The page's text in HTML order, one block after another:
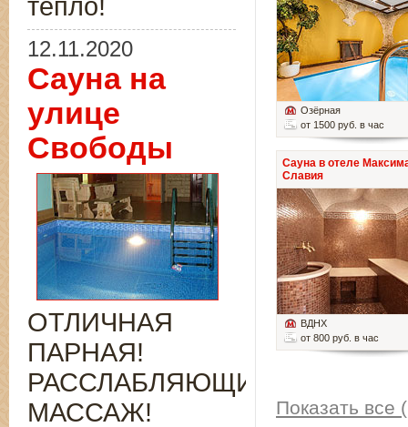
Озёрная
от 1500 руб. в час
Сауна в отеле
Славия
ВДНХ
от 800 руб. в час
Показать все
тепло!
12.11.2020
Сауна на
улице
Свободы
ОТЛИЧНАЯ
ПАРНАЯ!
РАССЛАБЛЯЮЩИЙ
МАССАЖ!